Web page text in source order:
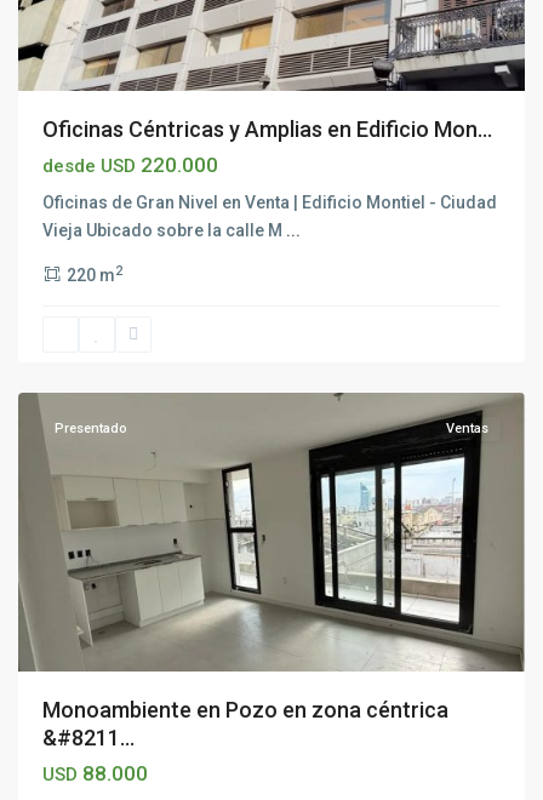
Oficinas Céntricas y Amplias en Edificio Mon...
desde USD 220.000
Oficinas de Gran Nivel en Venta | Edificio Montiel - Ciudad
Vieja Ubicado sobre la calle M ...
220 m2
Cordón
Presentado Ventas
Monoambiente en Pozo en zona céntrica
&#8211...
USD 88.000